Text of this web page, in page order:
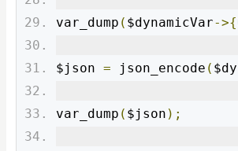
var_dump ( $dynamicVar->{
$json = json_encode (
var_dump ( $json );